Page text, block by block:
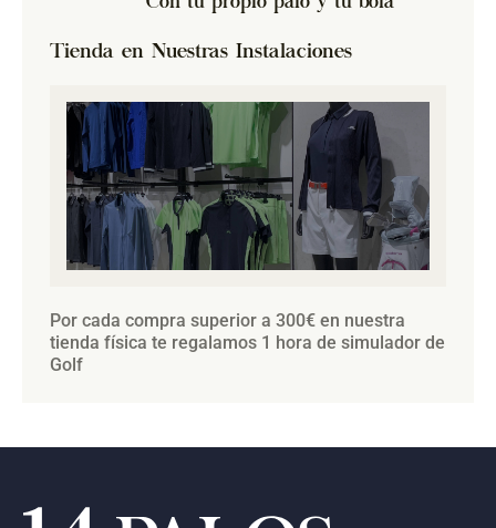
Tienda en Nuestras Instalaciones
Por cada compra superior a 300€ en nuestra
tienda física te regalamos 1 hora de simulador de
Golf